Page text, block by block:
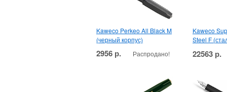
Kaweco Perkeo All Black M
(черный корпус)
2956 р. Распродано!
Kaweco
Steel F
22563 р.